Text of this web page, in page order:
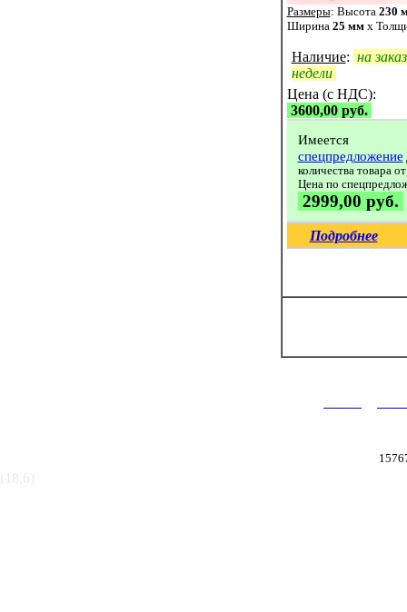
Размеры: Высота 230
Ширина 25 ммx
Наличие: на
недели
Цена (с НДС):
3600,00 руб.
Имеется
спецпредложение
количества товара
Цена по
2999,00 руб.
Подробнее